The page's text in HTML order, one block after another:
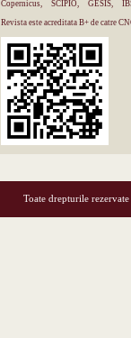
Copernicus,
SCIPIO, GESIS,
Revista este acreditata B+ de catre
Toate drepturile rezervate